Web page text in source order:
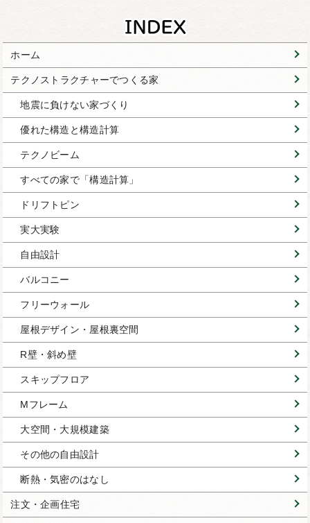
ホーム
テクノストラクチャーでつくる家
地震に負けない家づくり
優れた構造と構造計算
テクノビーム
すべての家で「構造計算」
ドリフトピン
実大実験
自由設計
バルコニー
フリーウォール
屋根デザイン・屋根裏空間
R壁・斜め壁
スキップフロア
Mフレーム
大空間・大規模建築
その他の自由設計
断熱・気密のはなし
注文・企画住宅